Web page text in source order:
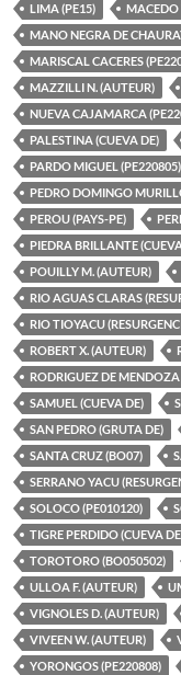
LIMA (PE15)
MACEDO
MANO NEGRA DE
MARISCAL CACERES
MAZZILLI N. (AUTEUR)
NUEVA CAJAMARCA
PALESTINA (CUEVA DE)
PARDO MIGUEL (PE220805)
PEDRO DOMINGO
PEROU (PAYS-PE)
PIEDRA BRILLANTE
POUILLY M. (AUTEUR)
RIO AGUAS CLARAS
RIO TIOYACU
ROBERT X. (AUTEUR)
RODRIGUEZ DE
SAMUEL (CUEVA DE)
SAN PEDRO (GRUTA DE)
SANTA CRUZ (BO07)
SERRANO YACU
SOLOCO (PE010120)
TIGRE PERDIDO (CUEVA
TOROTORO (BO050502)
ULLOA F. (AUTEUR)
VIGNOLES D. (AUTEUR)
VIVEEN W. (AUTEUR)
YORONGOS (PE220808)